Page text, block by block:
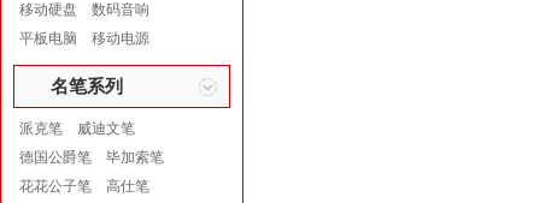
移动硬盘
数码音响
平板电脑
移动电源
名笔系列
派克笔
威迪文笔
德国公爵笔
毕加索笔
花花公子笔
高仕笔